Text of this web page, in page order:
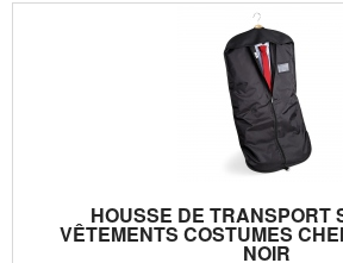
HOUSSE DE TRANSPORT
VÊTEMENTS COSTUMES
NOIR